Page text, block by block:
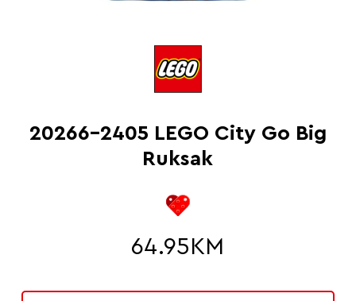
20266-2405 LEGO City Go Big
Ruksak
64.95 KM